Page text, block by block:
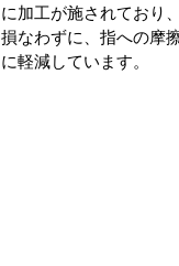
に加工が施されており
損なわずに、指への摩
に軽減しています。